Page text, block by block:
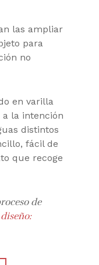
las ampliar
para
no
en varilla
la intención
distintos
fácil de
que recoge
de